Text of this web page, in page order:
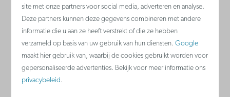
Nieuwpoort
België - Belgische kust
site met onze partners voor social media, adverteren en analyse.
Deze partners kunnen deze gegevens combineren met andere
informatie die u aan ze heeft verstrekt of die ze hebben
verzameld op basis van uw gebruik van hun diensten.Google
maakt hier gebruik van, waarbij de cookies gebruikt worden voor
gepersonaliseerde advertenties. Bekijk voor meer informatie ons
privacybeleid.